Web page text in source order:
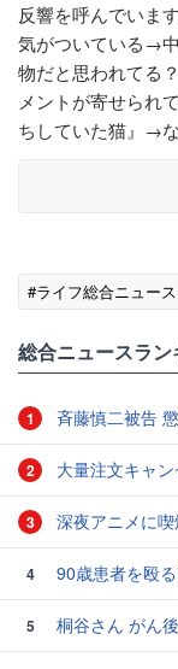
反響を呼んでいま
気がついている→
物だと思われてる
メントが寄せられ
ちしていた猫』→
#ライフ総合ニュース
総合ニュースラン
1 斉藤慎二被告
2 大量注文キャ
3 深夜アニメに
4 90歳患者を殴
5
桐谷さん がん